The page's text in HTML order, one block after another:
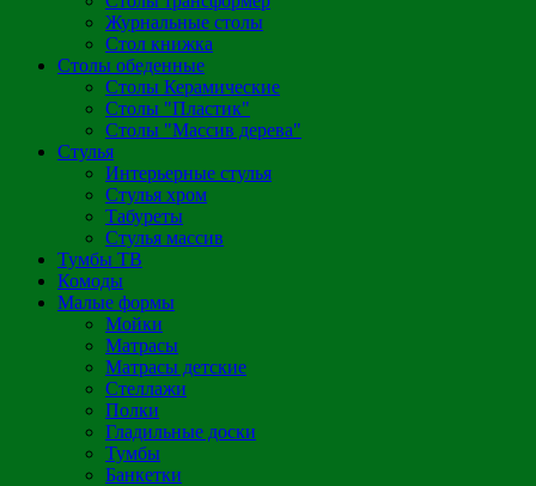
Журнальные столы
Стол книжка
Столы обеденные
Столы Керамические
Столы "Пластик"
Столы "Массив дерева"
Стулья
Интерьерные стулья
Стулья хром
Табуреты
Стулья массив
Тумбы ТВ
Комоды
Малые формы
Мойки
Матрасы
Матрасы детские
Стеллажи
Полки
Гладильные доски
Тумбы
Банкетки